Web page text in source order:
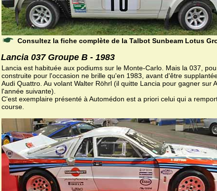
Consultez la fiche complète de la Talbot Sunbeam Lotus
Lancia 037 Groupe B - 1983
Lancia est habituée aux podiums sur le Monte-Carlo. Mais la 037,
construite pour l'occasion ne brille qu'en 1983, avant d'être
Audi Quattro. Au volant Walter Röhrl (il quitte Lancia pour gagner sur
l'année suivante).
C'est exemplaire présenté à Automédon est a priori celui qui a
course.